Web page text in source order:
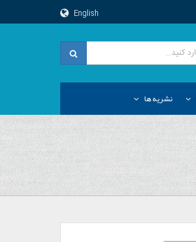
English
نشریه ها